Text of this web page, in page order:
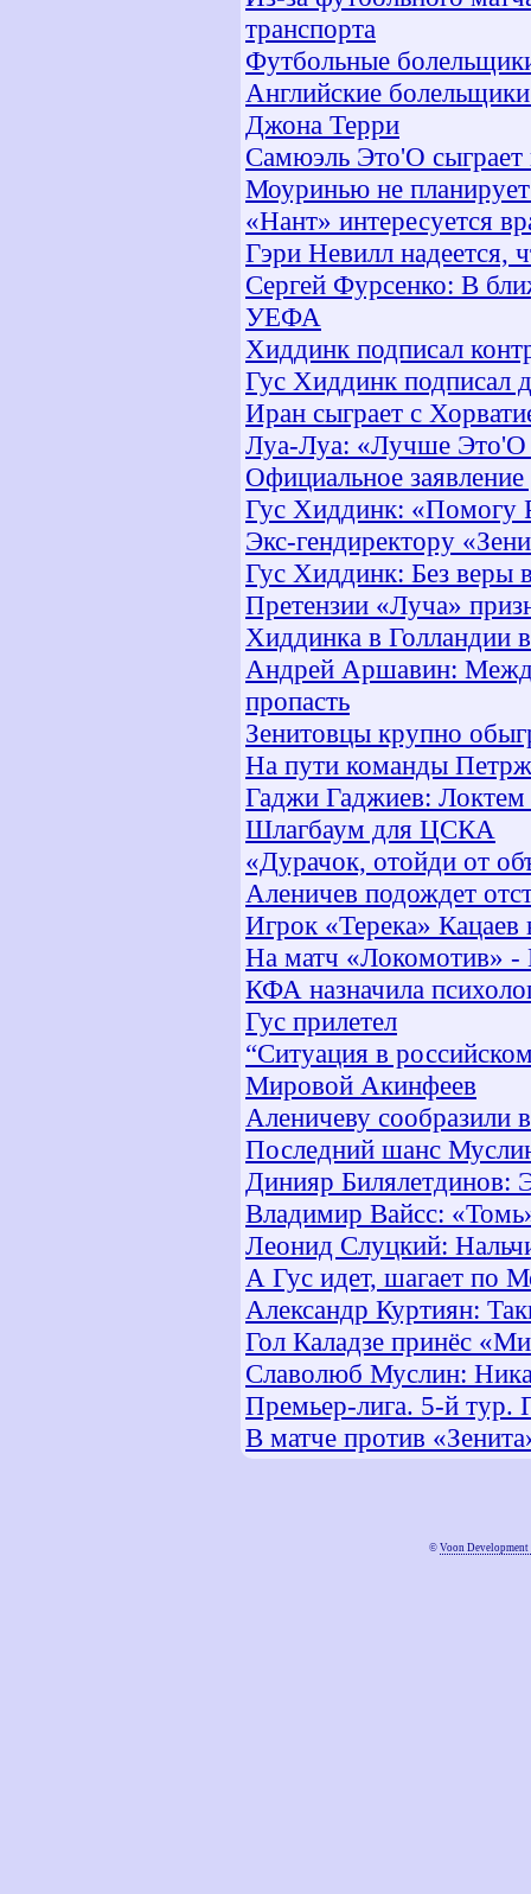
транспорта
Футбольные
Английские
Джона Терри
Самюэль Это'О сыграет
Моуринью не
«Нант» интересуется
Гэри Невилл надеется,
Сергей Фурсенко: В
УЕФА
Хиддинк подписал
Гус Хиддинк подписал
Иран сыграет с
Луа-Луа: «Лучше Это'О
Официальное
Гус Хиддинк: «Помогу
Экс-гендиректору
Гус Хиддинк: Без веры
Претензии «Луча»
Хиддинка в Голландии
Андрей Аршавин:
пропасть
Зенитовцы крупно
На пути команды
Гаджи Гаджиев: Локтем
Шлагбаум для ЦСКА
«Дурачок, отойди от
Аленичев подождет
Игрок «Терека» Кацаев
На матч «Локомотив»
КФА назначила
Гус прилетел
“Cитуация в
Мировой Акинфеев
Аленичеву сообразили
Последний шанс
Динияр Билялетдинов:
Владимир Вайсс:
Леонид Слуцкий:
А Гус идет, шагает по
Александр Куртиян:
Гол Каладзе принёс
Славолюб Муслин:
Премьер-лига. 5-й тур.
В матче против
© Voon Development